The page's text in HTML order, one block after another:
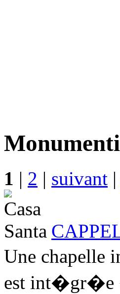
1 | 2 | suivant |
Une chapelle
est int�gr�e